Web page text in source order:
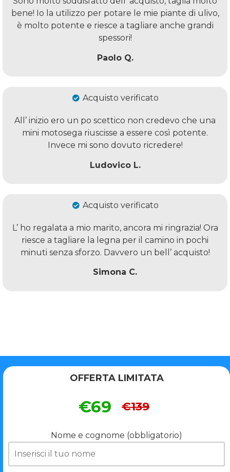
bene! Io la utilizzo per potare le mie piante di ulivo,
è molto potente e riesce a tagliare anche grandi
spessori!
Paolo Q.
Acquisto verificato
All’ inizio ero un po scettico non credevo che una
mini motosega riuscisse a essere così potente.
Invece mi sono dovuto ricredere!
Ludovico L.
Acquisto verificato
L’ ho regalata a mio marito, ancora mi ringrazia! Ora
riesce a tagliare la legna per il camino in pochi
minuti senza sforzo. Davvero un bell’ acquisto!
Simona C.
OFFERTA LIMITATA
€69 €139
Nome e cognome (obbligatorio)